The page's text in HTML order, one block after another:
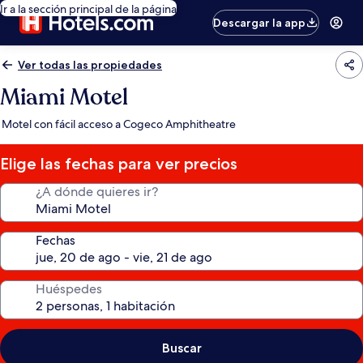
Ir a la sección principal de la página
Descargar la app
Ver todas las propiedades
Miami Motel
Motel con fácil acceso a Cogeco Amphitheatre
Elige las fechas para ver precios
¿A dónde quieres ir?
Fechas
Huéspedes
Buscar